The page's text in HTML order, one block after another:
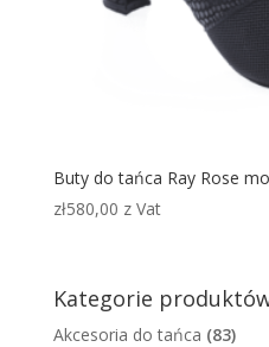
Buty do tańca Ray Rose
zł580,00 z Vat
Kategorie
Akcesoria do tańca (83)